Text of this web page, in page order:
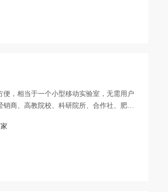
，相当于一个小型移动实验室，无需用户
商、高教院校、科研院所、合作社、肥料